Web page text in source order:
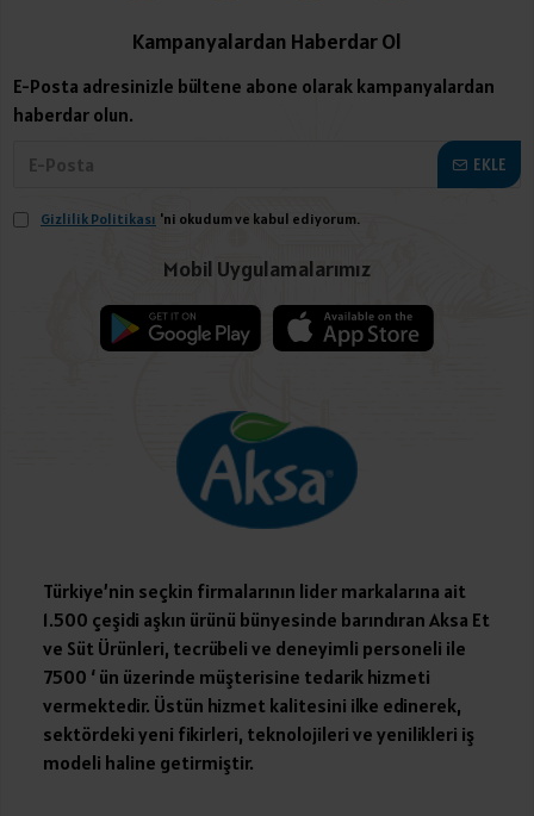
Kampanyalardan Haberdar Ol
E-Posta adresinizle bültene abone olarak kampanyalardan
haberdar olun.
EKLE
Gizlilik Politikası 'ni okudum ve kabul ediyorum.
Mobil Uygulamalarımız
Türkiye’nin seçkin firmalarının lider markalarına ait
1.500 çeşidi aşkın ürünü bünyesinde barındıran Aksa Et
ve Süt Ürünleri, tecrübeli ve deneyimli personeli ile
7500 ‘ ün üzerinde müşterisine tedarik hizmeti
vermektedir. Üstün hizmet kalitesini ilke edinerek,
sektördeki yeni fikirleri, teknolojileri ve yenilikleri iş
modeli haline getirmiştir.